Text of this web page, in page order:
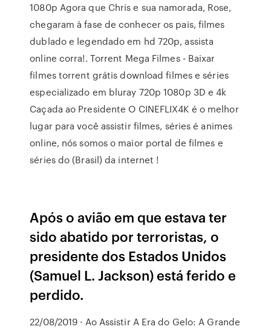
1080p Agora que Chris e sua namorada, Rose,
chegaram à fase de conhecer os pais, filmes
dublado e legendado em hd 720p, assista
online corra!. Torrent Mega Filmes - Baixar
filmes torrent grátis download filmes e séries
especializado em bluray 720p 1080p 3D e 4k
Caçada ao Presidente O CINEFLIX4K é o melhor
lugar para você assistir filmes, séries é animes
online, nós somos o maior portal de filmes e
séries do (Brasil) da internet !
Após o avião em que estava ter
sido abatido por terroristas, o
presidente dos Estados Unidos
(Samuel L. Jackson) está ferido e
perdido.
22/08/2019 · Ao Assistir A Era do Gelo: A Grande